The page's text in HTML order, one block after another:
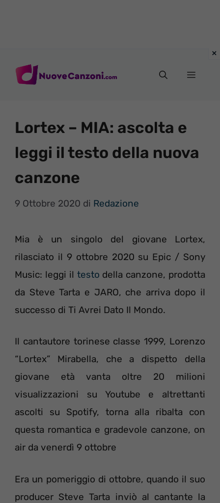
Menu
Lortex – MIA: ascolta e
leggi il testo della nuova
canzone
9 Ottobre 2020 di Redazione
Mia è un singolo del giovane Lortex,
rilasciato il 9 ottobre 2020 su Epic / Sony
Music: leggi il testo della canzone, prodotta
da Steve Tarta e JARO, che arriva dopo il
successo di Ti Avrei Dato Il Mondo.
Il cantautore torinese classe 1999, Lorenzo
“Lortex” Mirabella, che a dispetto della
giovane età vanta oltre 20 milioni
visualizzazioni su Youtube e altrettanti
ascolti su Spotify, torna alla ribalta con
questa romantica e gradevole canzone, on
air da venerdì 9 ottobre
Era un pomeriggio di ottobre, quando il suo
producer Steve Tarta inviò al cantante la